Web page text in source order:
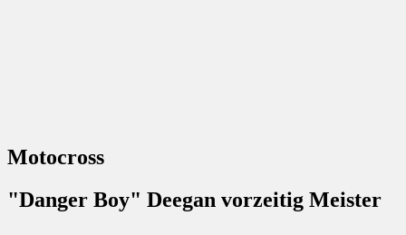
Motocross
"Danger Boy" Deegan vorzeitig Meister